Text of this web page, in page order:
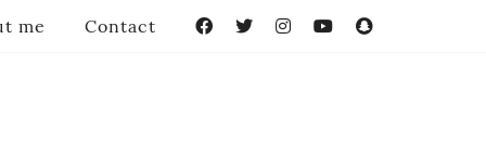
me Contact FacebookTwitterInstagramYouTube